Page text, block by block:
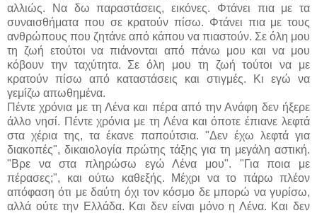
αλλιώς. Να δω παραστάσεις, εικόνες. Φτάνει πια με τα
συναισθήματα που σε κρατούν πίσω. Φτάνει πια με τους
ανθρώπους που ζητάνε από κάπου να πιαστούν. Σε όλη μου
τη ζωή ετούτοι να πιάνονται από πάνω μου και να μου
κόβουν την ταχύτητα. Σε όλη μου τη ζωή τούτοι να με
κρατούν πίσω από καταστάσεις και στιγμές. Κι εγώ να
γεμίζω απωθημένα.
Πέντε χρόνια με τη Λένα και πέρα από την Ανάφη δεν ήξερε
άλλο νησί. Πέντε χρόνια με τη Λένα και όποτε έπιανε λεφτά
στα χέρια της, τα έκανε παπούτσια. "Δεν έχω λεφτά για
διακοπές", δικαιολογία πρώτης τάξης για τη μεγάλη αστική.
"Βρε να στα πληρώσω εγώ Λένα μου". "Για ποια με
πέρασες;", και ούτω καθεξής. Μέχρι να το πάρω πλέον
απόφαση ότι με δαύτη όχι τον κόσμο δε μπορώ να γυρίσω,
αλλά ούτε την Ελλάδα. Και δεν είναι μόνο η Λένα. Και δεν